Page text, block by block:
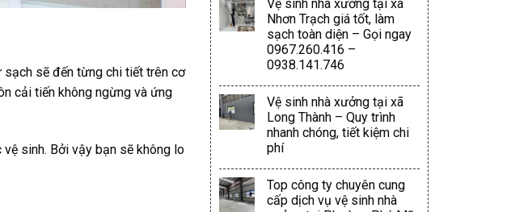
sạch sẽ đến từng chi tiết trên cơ
cải tiến không ngừng và ứng
vệ sinh. Bởi vậy bạn sẽ không lo
Vệ sinh nhà xưởng tại xã
Nhơn Trạch giá tốt, làm
sạch toàn diện – Gọi ngay
0967.260.416 –
0938.141.746
Vệ sinh nhà xưởng tại xã
Long Thành – Quy trình
nhanh chóng, tiết kiệm chi
phí
Top công ty chuyên cung
cấp dịch vụ vệ sinh nhà